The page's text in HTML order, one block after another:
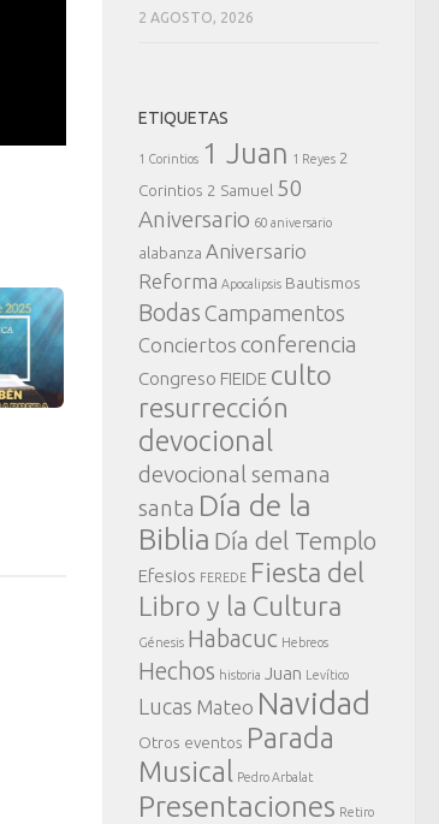
2 AGOSTO, 2026
ETIQUETAS
1 Corintios 1 Juan 1 Reyes 2
Corintios 2 Samuel 50
Aniversario 60 aniversario
alabanza Aniversario
Reforma Apocalipsis Bautismos
Bodas Campamentos
Conciertos conferencia
Congreso FIEIDE culto
resurrección
devocional
devocional semana
santa Día de la
Biblia Día del Templo
Efesios FEREDE Fiesta del
Libro y la Cultura
Génesis Habacuc Hebreos
Hechos historia Juan Levítico
Lucas Mateo Navidad
Otros eventos Parada
Musical
Pedro Arbalat
Presentaciones Retiro